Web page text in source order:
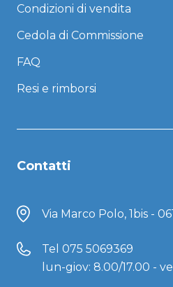
Condizioni di vendita
Cedola di Commissione
FAQ
Resi e rimborsi
Contatti
Via Marco Polo, 1bis -
Tel 075 5069369
lun-giov: 8.00/17.00 -